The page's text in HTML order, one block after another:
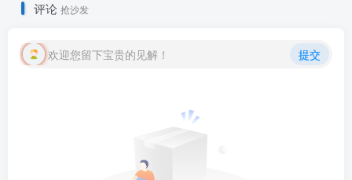
评论 抢沙发
欢迎您留下宝贵的见解！ 提交